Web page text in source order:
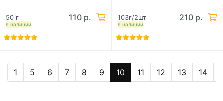
в наличии
50 г 110 р.
в наличии
103г/2шт 210 р.
1 5 6 7 8 9 10 11 12 13 14